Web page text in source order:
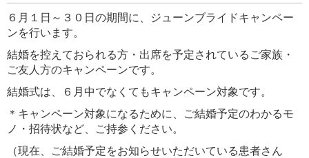
６月１日～３０日の期間に、ジューンブライドキャンペー
ンを行います。
結婚を控えておられる方・出席を予定されているご家族・
ご友人方のキャンペーンです。
結婚式は、６月中でなくてもキャンペーン対象です。
＊キャンペーン対象になるために、ご結婚予定のわかるモ
ノ・招待状など、ご持参ください。
（現在、ご結婚予定をお知らせいただいている患者さん